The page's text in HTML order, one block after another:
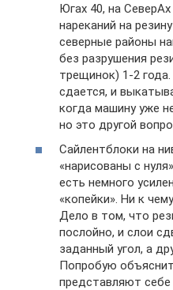
Югах 40, на
нареканий на
северные районы
без разрушения
трещинок) 1-2
сдается, и
когда машину уже
но это другой
Сайлентблоки на
«нарисованы с
есть немного
«копейки». Ни к
Дело в том, что
послойно, и слои
заданный угол, а
Попробую
представляют себе